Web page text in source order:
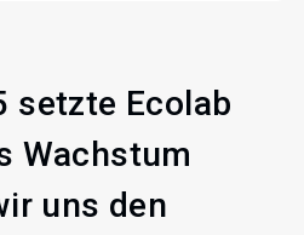
setzte Ecolab
Wachstum
uns den